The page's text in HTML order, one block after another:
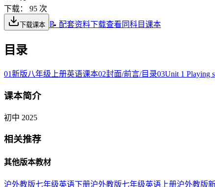
下载：
95 次
下载课本 📝 配套资料下载查看同科目课本
目录
01新版八年级上册英语课本02封面/前言/目录03Unit 1 Playing
课本简介
初中 2025
相关推荐
其他版本教材
沪外教版七年级英语下册沪外教版七年级英语上册沪外教版